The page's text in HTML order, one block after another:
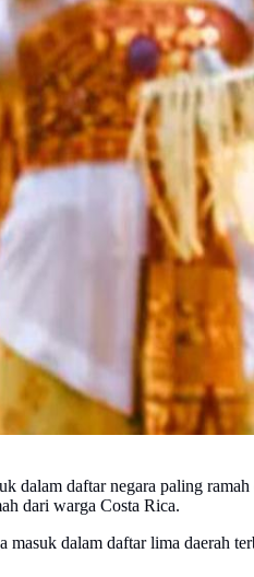
dalam daftar negara paling
dari warga Costa Rica.
masuk dalam daftar lima